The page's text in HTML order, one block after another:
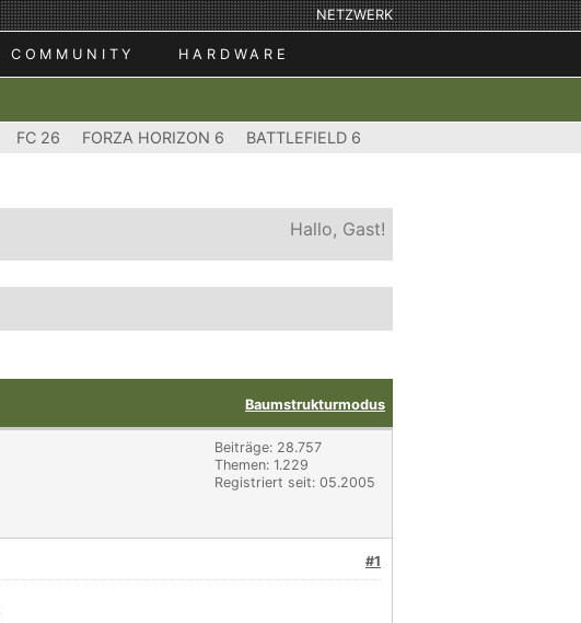
NETZWERK
COMMUNITY HARDWARE
FC 26 FORZA HORIZON 6 BATTLEFIELD 6
Hallo, Gast!
Baumstrukturmodus
Beiträge: 28.757
Themen: 1.229
Registriert seit: 05.2005
#1